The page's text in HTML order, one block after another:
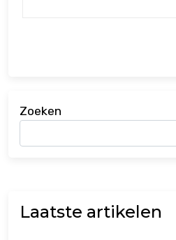
Zoeken
Laatste artikelen